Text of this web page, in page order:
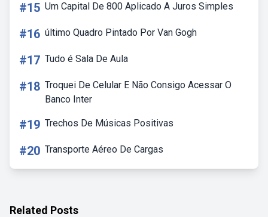
#15 Um Capital De 800 Aplicado A Juros Simples
#16 último Quadro Pintado Por Van Gogh
#17 Tudo é Sala De Aula
#18 Troquei De Celular E Não Consigo Acessar O
Banco Inter
#19 Trechos De Músicas Positivas
#20 Transporte Aéreo De Cargas
Related Posts